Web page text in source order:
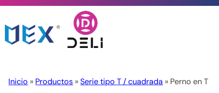
Inicio » Productos »Serie tipo T / cuadrada » Perno en T